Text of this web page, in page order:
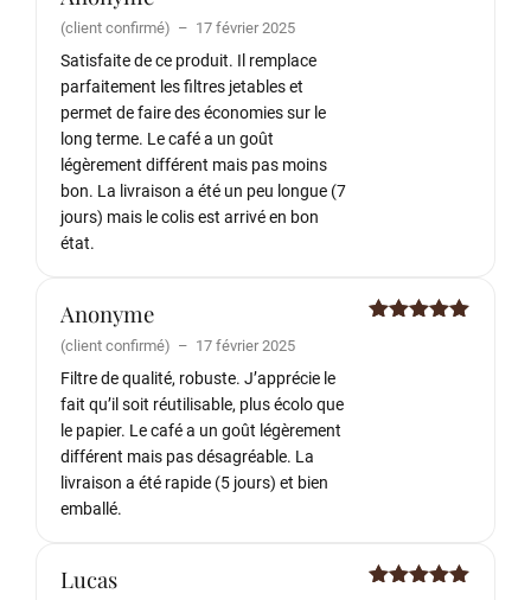
(client confirmé) – 17 février 2025
Satisfaite de ce produit. Il remplace
parfaitement les filtres jetables et
permet de faire des économies sur le
long terme. Le café a un goût
légèrement différent mais pas moins
bon. La livraison a été un peu longue (7
jours) mais le colis est arrivé en bon
état.
Anonyme
(client confirmé) – 17 février 2025
Filtre de qualité, robuste. J’apprécie le
fait qu’il soit réutilisable, plus écolo que
le papier. Le café a un goût légèrement
différent mais pas désagréable. La
livraison a été rapide (5 jours) et bien
emballé.
Lucas